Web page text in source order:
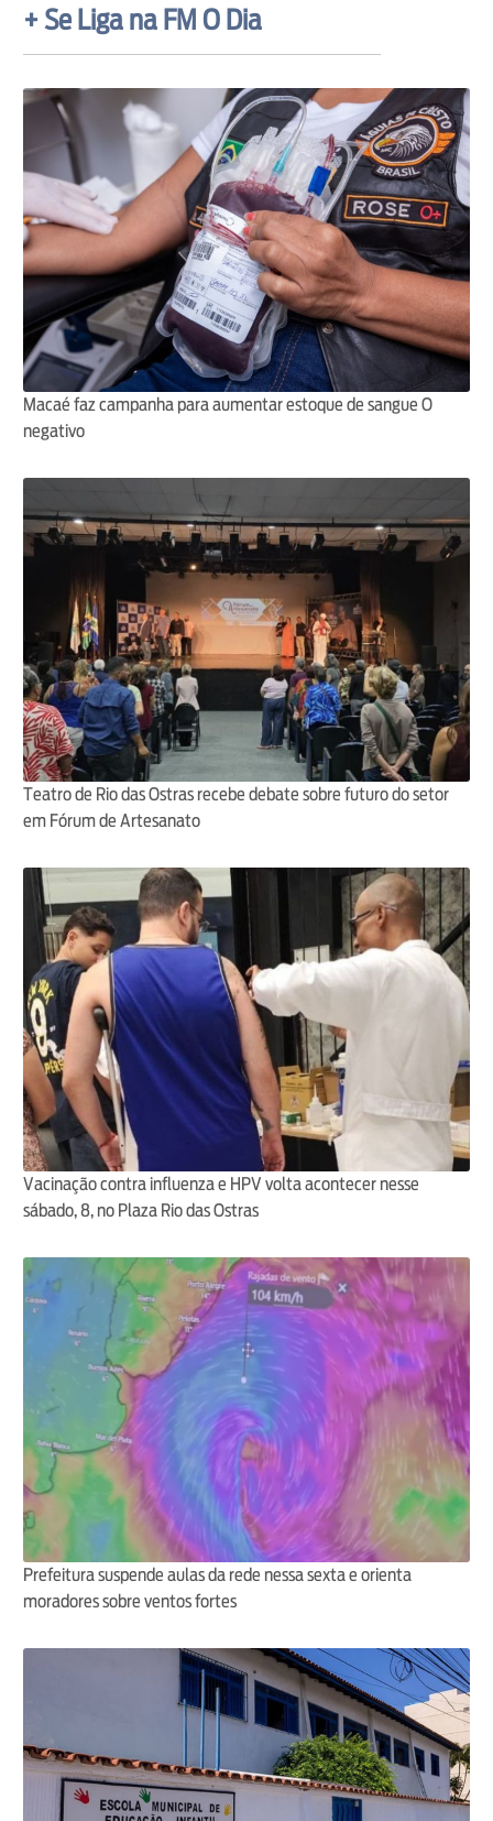
+ Se Liga na FM O Dia
Macaé faz campanha para aumentar estoque de sangue O
negativo
Teatro de Rio das Ostras recebe debate sobre futuro do setor
em Fórum de Artesanato
Vacinação contra influenza e HPV volta acontecer nesse
sábado, 8, no Plaza Rio das Ostras
Prefeitura suspende aulas da rede nessa sexta e orienta
moradores sobre ventos fortes